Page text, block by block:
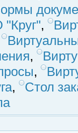
,
,
,
,
Стол